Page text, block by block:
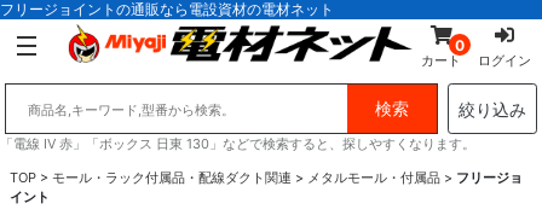
フリージョイントの通販なら電設資材の電材ネット
0
カート ログイン
絞り込み
「電線 IV 赤」「ボックス 日東 130」などで検索すると、探しやすくなります。
TOP > モール・ラック付属品・配線ダクト関連 > メタルモール・付属品 > フリージョ
イント